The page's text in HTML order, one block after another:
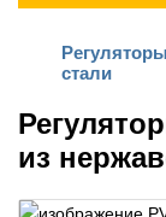
стали
из